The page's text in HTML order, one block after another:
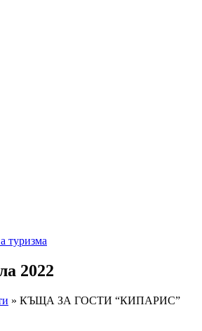
туризма
2022
» КЪЩА ЗА ГОСТИ “КИПАРИС”